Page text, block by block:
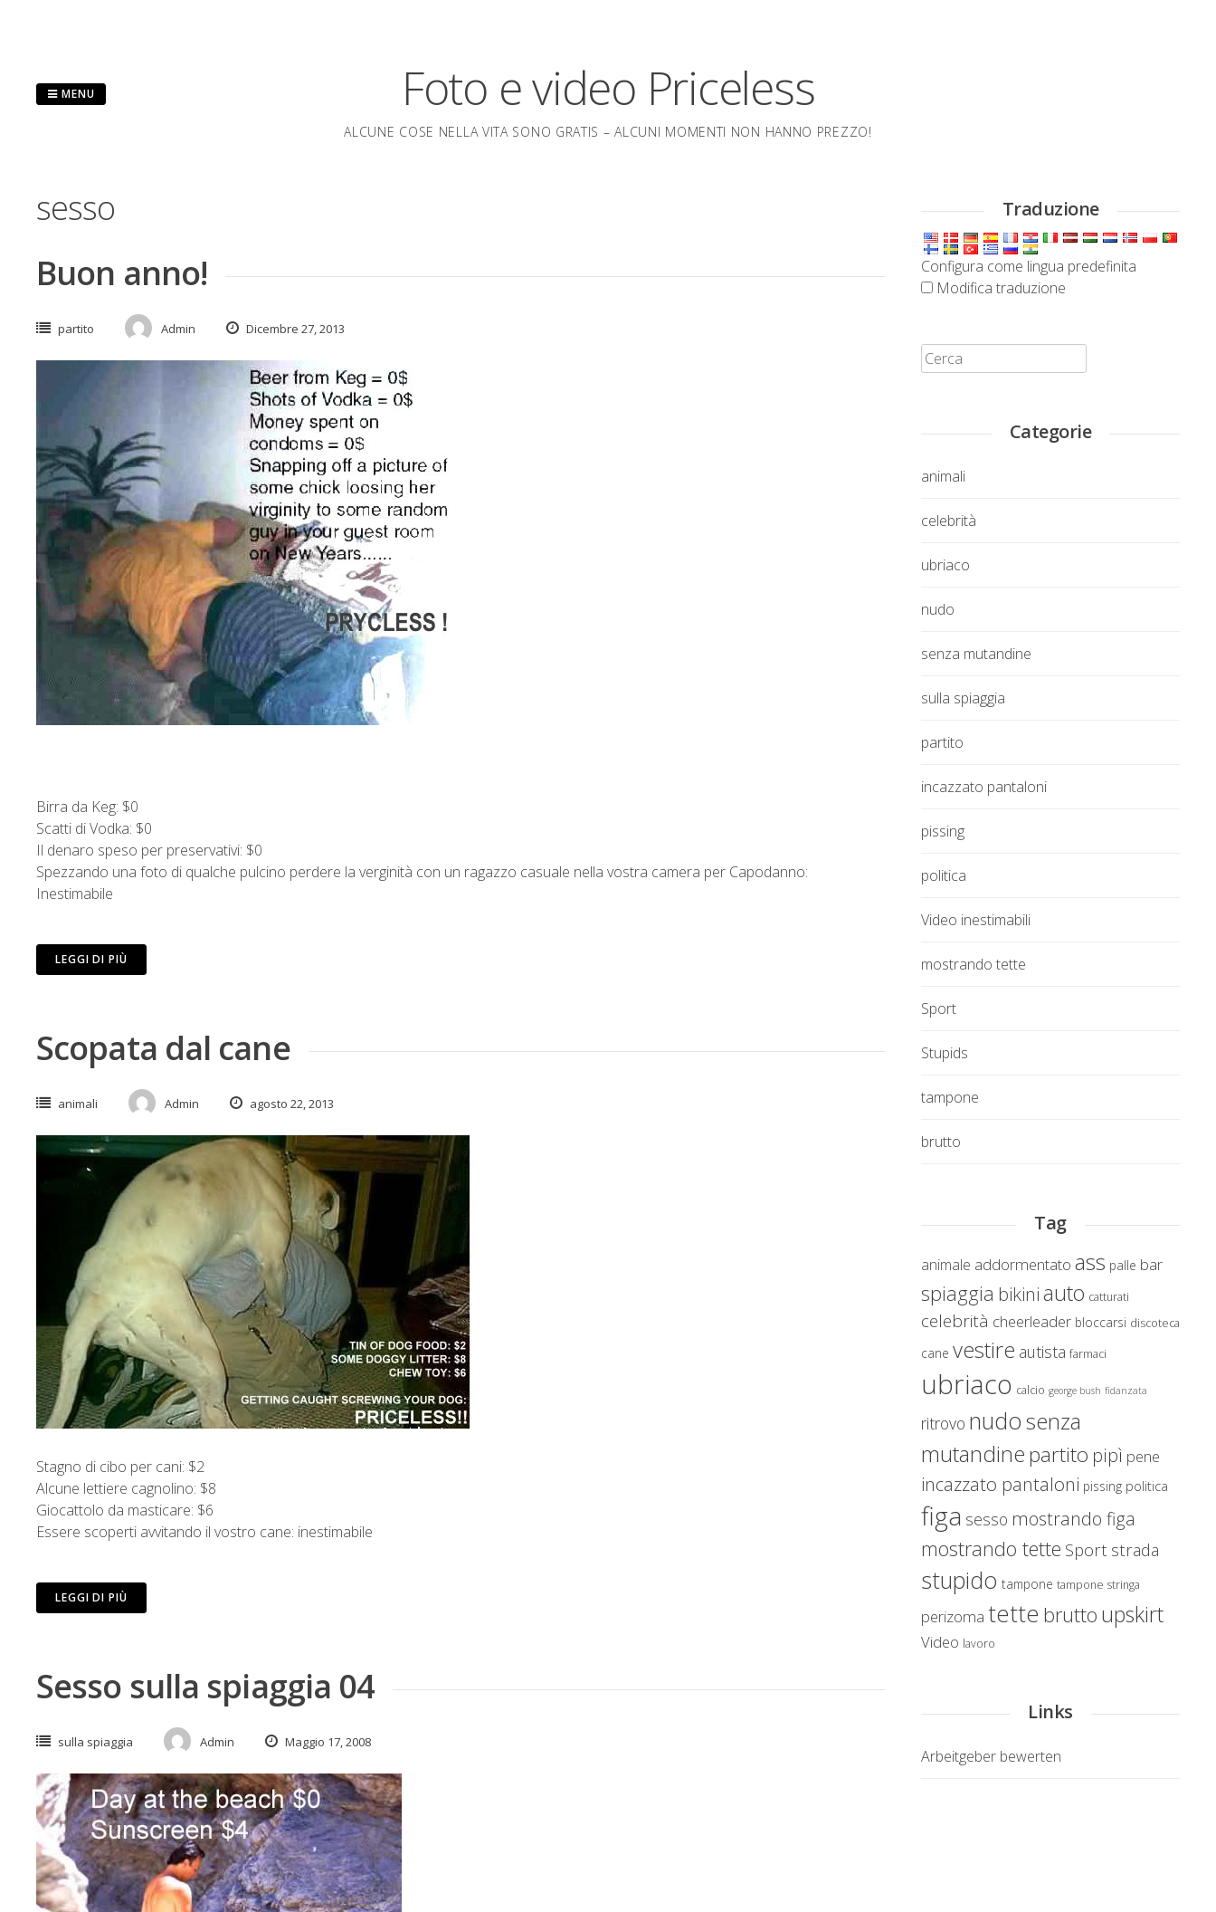
Foto e video Priceless
ALCUNE COSE NELLA VITA SONO GRATIS – ALCUNI MOMENTI NON HANNO PREZZO!
MENU
sesso
Buon anno!
partito Admin Dicembre 27, 2013
Birra da Keg: $0
Scatti di Vodka: $0
Il denaro speso per preservativi: $0
Spezzando una foto di qualche pulcino perdere la verginità con un ragazzo casuale nella vostra camera per Capodanno:
Inestimabile
LEGGI DI PIÙ
Scopata dal cane
animali Admin agosto 22, 2013
Stagno di cibo per cani: $2
Alcune lettiere cagnolino: $8
Giocattolo da masticare: $6
Essere scoperti avvitando il vostro cane: inestimabile
LEGGI DI PIÙ
Sesso sulla spiaggia 04
sulla spiaggia Admin Maggio 17, 2008
Traduzione
Configura come lingua predefinita
Modifica traduzione
Cerca:
Categorie
animali
celebrità
ubriaco
nudo
senza mutandine
sulla spiaggia
partito
incazzato pantaloni
pissing
politica
Video inestimabili
mostrando tette
Sport
Stupids
tampone
brutto
Tag
animale addormentato ass palle bar
spiaggia bikiniauto catturati
celebrità cheerleader bloccarsi discoteca
cane vestire autista farmaci
ubriaco calcio george bush fidanzata
ritrovo nudosenza
mutandinepartito pipì pene
incazzato pantaloni pissing politica
figa sesso mostrando figa
mostrando tette Sport strada
stupido tampone tampone stringa
perizoma tette brutto upskirt
Video lavoro
Links
Arbeitgeber bewerten